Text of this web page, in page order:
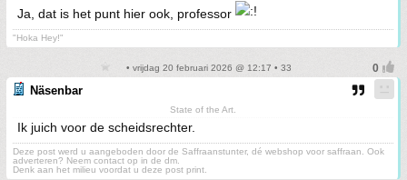
Ja, dat is het punt hier ook, professor
"Hoka Hey!"
• vrijdag 20 februari 2026 @ 12:17 • 33
Näsenbar
State of the Art.
Ik juich voor de scheidsrechter.
Deze post werd u aangeboden door de Saffraanstunter, dé webshop voor saffraan. Ook
adverteren? Neem contact op in de dm.
Denk aan het milieu voordat u deze post print.